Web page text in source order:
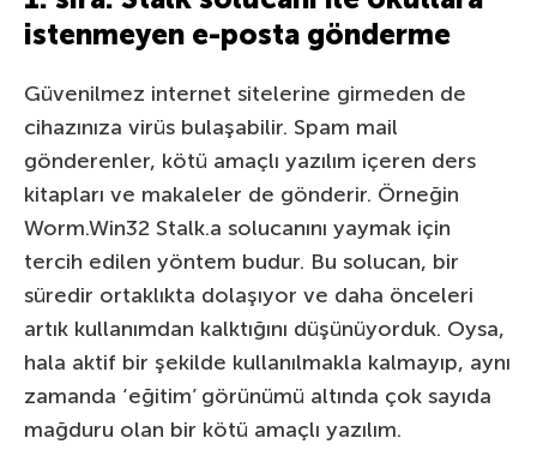
istenmeyen e-posta gönderme
Güvenilmez internet sitelerine girmeden de
cihazınıza virüs bulaşabilir. Spam mail
gönderenler, kötü amaçlı yazılım içeren ders
kitapları ve makaleler de gönderir. Örneğin
Worm.Win32 Stalk.a solucanını yaymak için
tercih edilen yöntem budur. Bu solucan, bir
süredir ortaklıkta dolaşıyor ve daha önceleri
artık kullanımdan kalktığını düşünüyorduk. Oysa,
hala aktif bir şekilde kullanılmakla kalmayıp, aynı
zamanda ‘eğitim’ görünümü altında çok sayıda
mağduru olan bir kötü amaçlı yazılım.